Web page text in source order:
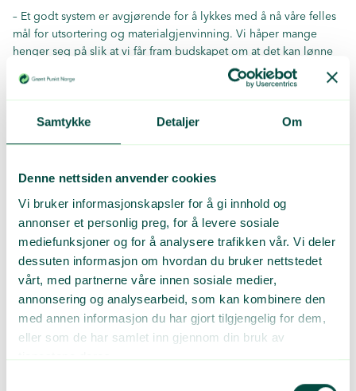
Samtykke Detaljer Om
Denne nettsiden anvender cookies
Vi bruker informasjonskapsler for å gi innhold og
annonser et personlig preg, for å levere sosiale
mediefunksjoner og for å analysere trafikken vår. Vi deler
dessuten informasjon om hvordan du bruker nettstedet
vårt, med partnerne våre innen sosiale medier,
annonsering og analysearbeid, som kan kombinere den
med annen informasjon du har gjort tilgjengelig for dem,
eller som de har samlet inn gjennom din bruk av
– Et godt system er avgjørende for å lykkes med å nå våre felles
mål for utsortering og materialgjenvinning. Vi håper mange
henger seg på slik at vi får fram budskapet om at det kan lønne
seg å starte året med et godt system, sier Gunhild Solberg,
markeds- og kommunikasjonssjef i Sirkel.
500 bilder
vinn», har det kommet inn 500 bilder fra hele landet.
– Det synes vi er skikkelig gøy! Vi gleder oss til å se hvor mange
bilder vi får inn etter fire uker, sier Ylva Eline Erbach.
Konkurranseregler
For at ditt bidrag skal være gyldig, må bildet vise:
Ditt kildesorteringssystem for glass- og
satt opp kildesorteringen inne i ditt eget hjem.